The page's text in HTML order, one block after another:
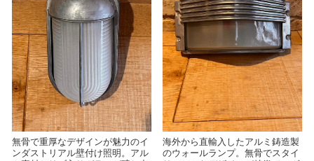
無骨で重厚なデザインが魅力のイ
ンダストリアル壁付け照明。アル
海外から直輸入したアルミ鋳造製
のウォールランプ。無骨でスタイ